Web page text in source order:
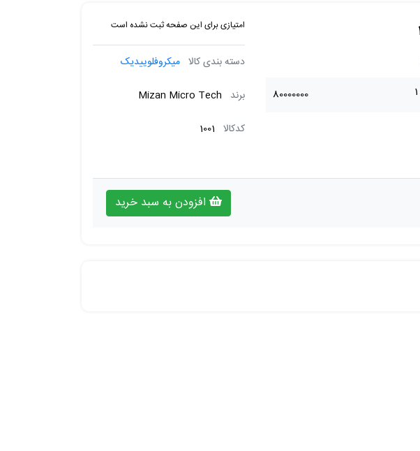
80000000
امتیازی برای این صفحه ثبت نشده است
دسته بندی کالا میکروفلوییدیک
برند Mizan Micro Tech
کدکالا 1001
افزودن به سبد خرید